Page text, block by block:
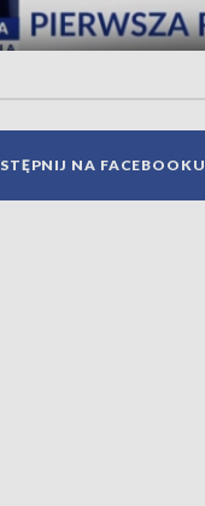
NA FACEBOOKU